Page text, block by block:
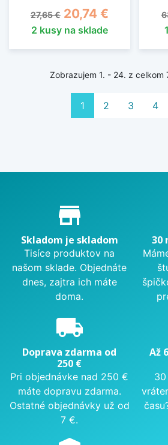
Základná cena
27,65 € Cena
20,74 €
2 kusy na sklade
Zobrazujem 1. - 24. z celkom
1 2 3 4
Proč nakupovat u nás?
store_mall_directory
Skladom je skladom
Tisíce produktov na
našom sklade. Objednáte
dnes, zajtra ich máte
doma.
30
local_shipping
Doprava zdarma od
250 €
Pri objednávke nad 250 €
máte dopravu zdarma.
Ostatné objednávky už od
7 €.
Až